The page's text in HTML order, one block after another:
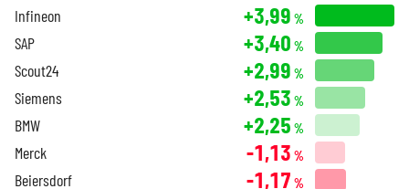
Infineon +3,99 %
SAP +3,40 %
Scout24 +2,99 %
Siemens +2,53 %
BMW +2,25 %
Merck -1,13 %
Beiersdorf -1,17 %